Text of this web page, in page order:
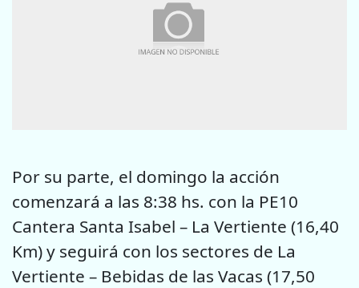
Por su parte, el domingo la acción
comenzará a las 8:38 hs. con la PE10
Cantera Santa Isabel – La Vertiente (16,40
Km) y seguirá con los sectores de La
Vertiente – Bebidas de las Vacas (17,50